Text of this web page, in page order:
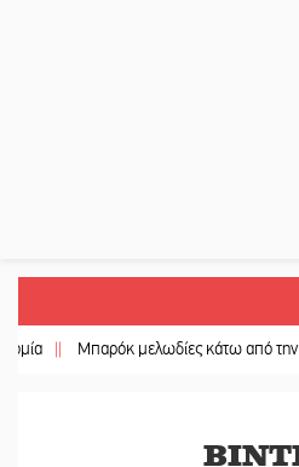
Μπαρόκ μελωδίες κάτω από την